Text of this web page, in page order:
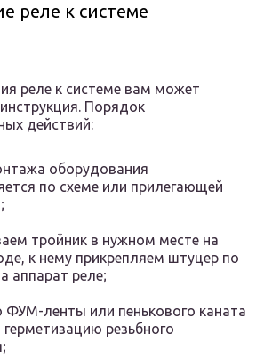
реле к системе
реле к системе вам может
Порядок
действий:
оборудования
по схеме или прилегающей
тройник в нужном месте на
к нему прикрепляем штуцер по
аппарат реле;
ленты или пенькового каната
резьбного